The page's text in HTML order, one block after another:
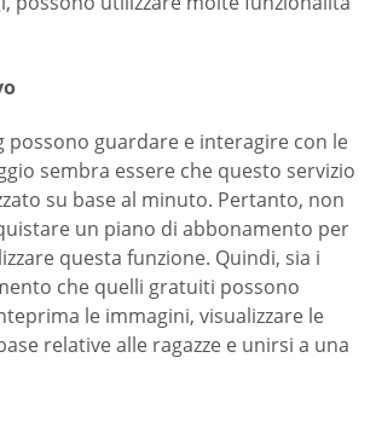
possono guardare e interagire con le
sembra essere che questo servizio
su base al minuto. Pertanto, non
un piano di abbonamento per
questa funzione. Quindi, sia i
che quelli gratuiti possono
le immagini, visualizzare le
relative alle ragazze e unirsi a una